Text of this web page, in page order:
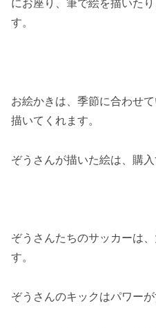
にお座り、筆で絵を描いた
す。
お絵かきは、季節に合わせ
描いてくれます。
ぞうさんが描いた絵は、購
ぞうさんたちのサッカーは
す。
ぞうさんのキックはパワーが